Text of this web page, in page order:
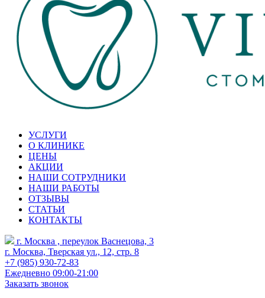
УСЛУГИ
О КЛИНИКЕ
ЦЕНЫ
АКЦИИ
НАШИ СОТРУДНИКИ
НАШИ РАБОТЫ
ОТЗЫВЫ
СТАТЬИ
КОНТАКТЫ
г. Москва , переулок Васнецова, 3
г. Москва, Тверская ул., 12, стр. 8
+7 (985) 930-72-83
Ежедневно 09:00-21:00
Заказать звонок